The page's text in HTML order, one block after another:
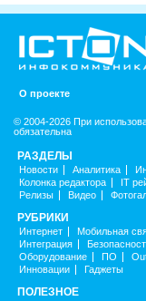
О проекте
© 2004-2026 При
обязательна
РАЗДЕЛЫ
Новости Аналитика
Колонка редактора
IT
Релизы
Видео
РУБРИКИ
Интернет Мобильная
Интеграция
Оборудование
ПО
Инновации
Гаджеты
ПОЛЕЗНОЕ